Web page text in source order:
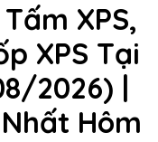
XPS,
XPS Tại
2026) |
Hôm